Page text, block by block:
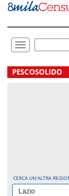
Vai
direttamente
Toggle
navigation
.
PESCOSOLIDO
CERCA UN'ALTRA
Lazio